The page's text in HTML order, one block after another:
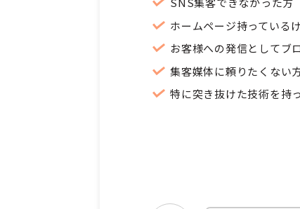
ホームページ持っている
お客様への発信としてブ
集客媒体に頼りたくない
特に突き抜けた技術を持